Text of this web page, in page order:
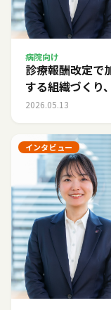
病院向け
診療報酬改定で
する組織づくり
2026.05.13
インタビュー